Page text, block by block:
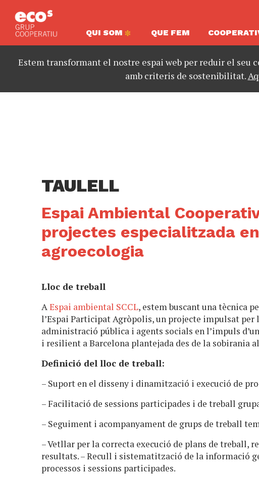
QUI SOM QUE FEM
Estem transformant el nostre espai web per reduir el seu
amb criteris de sostenibilitat.
TAULELL
Espai Ambiental
projectes especialitzada
agroecologia
Lloc de treball
AEspai ambiental SCCL, estem buscant una tècnica
l’Espai Participat Agròpolis, un projecte impulsat per
administració pública i agents socials en l’impuls
i resilient a Barcelona plantejada des de la sobirania
Definició del lloc de treball:
– Suport en el disseny i dinamització i execució de
– Facilitació de sessions participades i de treball
– Seguiment i acompanyament de grups de treball
– Vetllar per la correcta execució de plans de treball,
resultats. – Recull i sistematització de la informació
processos i sessions participades.